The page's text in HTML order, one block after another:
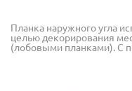
Планка наружного угла
целью декорирования
(лобовыми планками). С